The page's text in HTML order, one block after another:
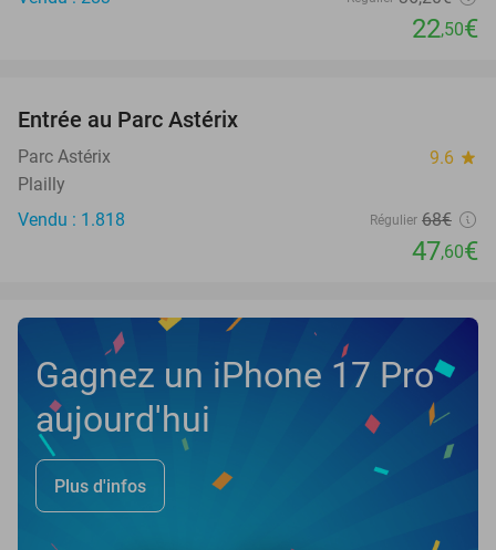
22,50€
TODAY
Entrée au Parc Astérix
Parc Astérix 9.6 star
Plailly
Vendu : 1.818
Régulier 68€
47,60€
Gagnez un iPhone 17 Pro
aujourd'hui
Plus d'infos